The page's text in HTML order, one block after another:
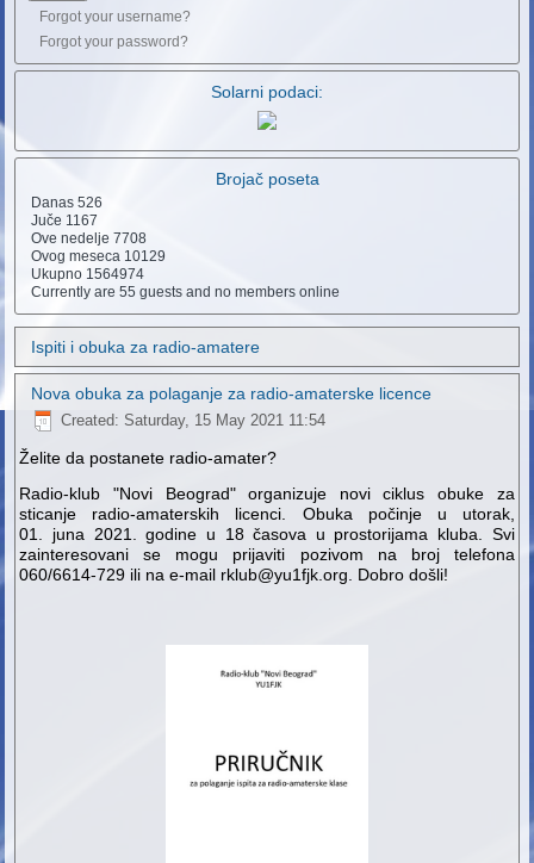
Forgot your username?
Forgot your password?
Solarni podaci:
Brojač poseta
Danas526
Juče 1167
Ove nedelje7708
Ovog meseca 10129
Ukupno 1564974
Currently are 55 guests and no members online
Ispiti i obuka za radio-amatere
Nova obuka za polaganje za radio-amaterske licence
Created: Saturday, 15 May 2021 11:54
Želite da postanete radio-amater?
Radio-klub "Novi Beograd" organizuje novi ciklus obuke za
sticanje radio-amaterskih licenci. Obuka počinje u utorak,
01. juna 2021. godine u 18 časova u prostorijama kluba. Svi
zainteresovani se mogu prijaviti pozivom na broj telefona
060/6614-729 ili na e-mail rklub@yu1fjk.org. Dobro došli!